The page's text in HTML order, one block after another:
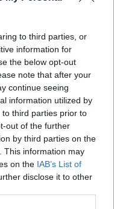
to third parties, or
information for
the below opt-out
note that after your
continue seeing
information utilized by
third parties prior to
out of the further
by third parties on the
This information may
on the IAB’s List of
disclose it to other
heti nyerőszámait.
a 17. héten,
heti nyerőszámait.
a főnyeremény.
pénteki
foghatja a fejét,